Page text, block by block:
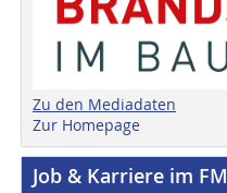
Zu den Mediadaten
Zur Homepage
Job & Karriere im FM